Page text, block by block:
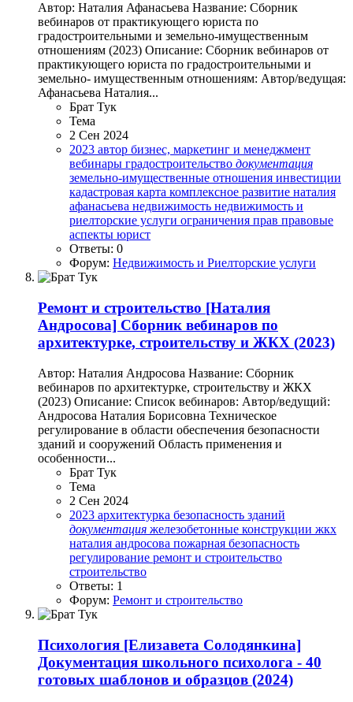
Автор: Наталия Афанасьева Название: Сборник
вебинаров от практикующего юриста по
градостроительными и земельно-имущественным
отношениям (2023) Описание: Сборник вебинаров от
практикующего юриста по градостроительными и
земельно- имущественным отношениям: Автор/ведущая:
Афанасьева Наталия...
Брат Тук
Тема
2 Сен 2024
2023 автор бизнес, маркетинг и менеджмент
вебинары градостроительство документация
земельно-имущественные отношения инвестиции
кадастровая карта комплексное развитие наталия
афанасьева недвижимость недвижимость и
риелторские услуги ограничения прав правовые
аспекты юрист
Ответы: 0
Форум: Недвижимость и Риелторские услуги
Ремонт и строительство [Наталия
Андросова] Сборник вебинаров по
архитектурке, строительству и ЖКХ (2023)
Автор: Наталия Андросова Название: Сборник
вебинаров по архитектурке, строительству и ЖКХ
(2023) Описание: Список вебинаров: Автор/ведущий:
Андросова Наталия Борисовна Техническое
регулирование в области обеспечения безопасности
зданий и сооружений Область применения и
особенности...
Брат Тук
Тема
2 Сен 2024
2023 архитектурка безопасность зданий
документация железобетонные конструкции жкх
наталия андросова пожарная безопасность
регулирование ремонт и строительство
строительство
Ответы: 1
Форум: Ремонт и строительство
Психология [Елизавета Солодянкина]
Документация школьного психолога - 40
готовых шаблонов и образцов (2024)